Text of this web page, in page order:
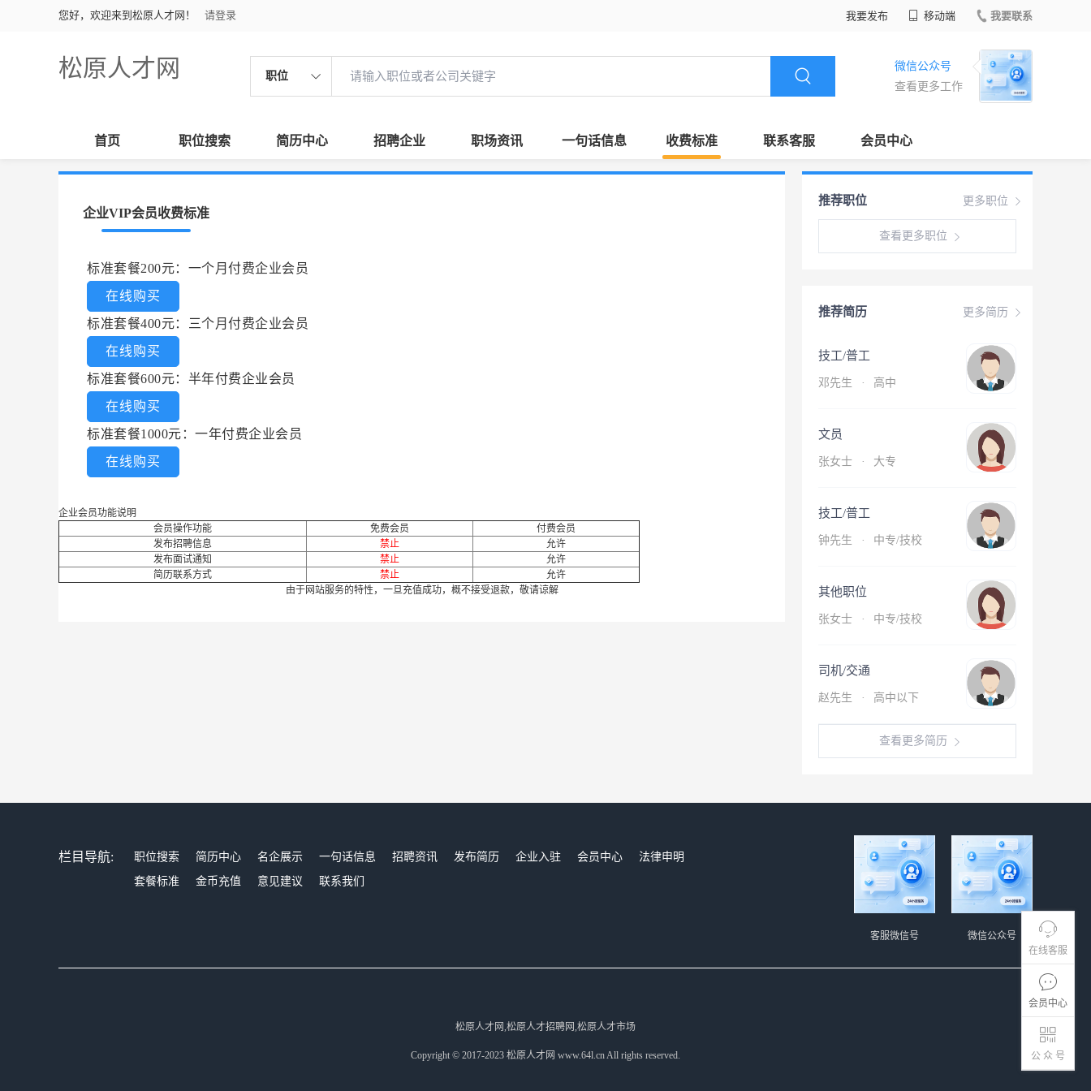
您好，欢迎来到松原人才网！ 请登录 我要发布 移动端 我要联系
松原人才网 职位
微信公众号
查看更多工作
首页 职位搜索 简历中心 招聘企业 职场资讯 一句话信息 收费标准 联系客服 会员中心
在线客服
会员中心
公 众 号
企业VIP会员收费标准
标准套餐200元：一个月付费企业会员
在线购买
标准套餐400元：三个月付费企业会员
在线购买
标准套餐600元：半年付费企业会员
在线购买
标准套餐1000元：一年付费企业会员
在线购买
企业会员功能说明
会员操作功能
免费会员
付费会员
发布招聘信息
禁止
允许
发布面试通知
禁止
允许
简历联系方式
禁止
允许
由于网站服务的特性，一旦充值成功，概不接受退款，敬请谅解
更多职位
推荐职位
查看更多职位
更多简历
推荐简历
技工/普工
邓先生 · 高中
文员
张女士 · 大专
技工/普工
钟先生 · 中专/技校
其他职位
张女士 · 中专/技校
司机/交通
赵先生 · 高中以下
查看更多简历
栏目导航: 职位搜索 简历中心 名企展示 一句话信息 招聘资讯 发布简历 企业入驻 会员中心
法律申明
套餐标准
金币充值 意见建议 联系我们
微信公众号
客服微信号
松原人才网,松原人才招聘网,松原人才市场
Copyright © 2017-2023 松原人才网 www.64l.cn All rights reserved.